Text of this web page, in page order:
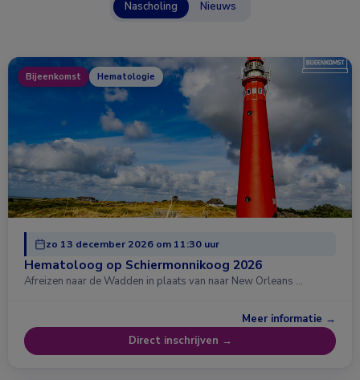
Nascholing Nieuws
Bijeenkomst Hematologie
zo 13 december 2026 om 11:30 uur
Hematoloog op Schiermonnikoog 2026
Afreizen naar de Wadden in plaats van naar New Orleans …
Meer informatie →
Direct inschrijven →